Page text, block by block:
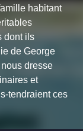
habitant
dont ils
de George
dresse
et
tendraient ces